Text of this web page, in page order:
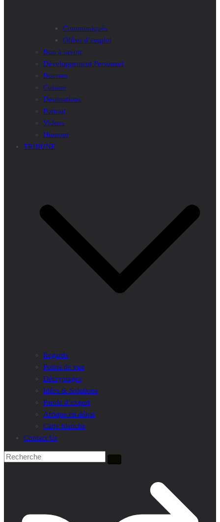
Communiqués
Offres d’emploi
Bon à savoir
Développement Personnel
Bourses
Cuisine
Destinations
Portrait
Videos
Humour
TRIBUNE
Regards
Points de vue
Décryptages
Idées & Solutions
Parole d’expert
Afrique en débat
Carte blanche
Contact Us